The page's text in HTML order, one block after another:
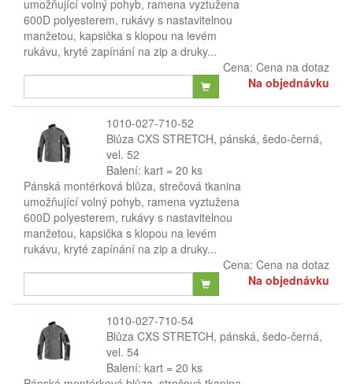
umožňující volný pohyb, ramena vyztužena
600D polyesterem, rukávy s nastavitelnou
manžetou, kapsička s klopou na levém
rukávu, kryté zapínání na zip a druky...
Cena: Cena na dotaz
Na objednávku
1010-027-710-52
Blůza CXS STRETCH, pánská, šedo-černá,
vel. 52
Balení: kart = 20 ks
Pánská montérková blůza, strečová tkanina
umožňující volný pohyb, ramena vyztužena
600D polyesterem, rukávy s nastavitelnou
manžetou, kapsička s klopou na levém
rukávu, kryté zapínání na zip a druky...
Cena: Cena na dotaz
Na objednávku
1010-027-710-54
Blůza CXS STRETCH, pánská, šedo-černá,
vel. 54
Balení: kart = 20 ks